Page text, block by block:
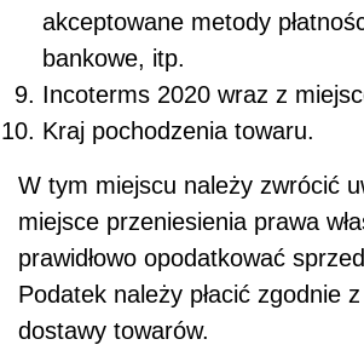
akceptowane metody
bankowe, itp.
Incoterms 2020 wraz z
Kraj pochodzenia towaru.
W tym miejscu należy zwrócić
miejsce przeniesienia prawa
prawidłowo opodatkować
Podatek należy płacić zgodnie
dostawy towarów.